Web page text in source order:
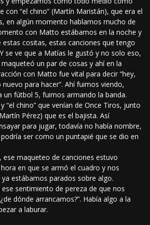
con “el chino” (Martín Maristán), que era el
en algún momento hablamos mucho de
con Matto estábamos en la noche y
estas cositas, estas canciones que tengo
se ve que a Matías le gustó y no solo eso,
un par de cosas y ahí en la
con Matto fue vital para decir “hey,
para hacer”. Ahí fuimos viendo,
un fútbol 5, fuimos armando la banda.
“el chino” que venían de Once Tiros, junto
Pérez) que es el bajista. Así
para jugar, todavía no había nombre,
ser como un puntapié que se dio en
ese maqueteo de canciones estuvo
en que se armó el cuadro y nos
estábamos parados sobre algo.
sentimiento de pereza de que nos
dónde arrancamos?”. Había algo a la
a laburar.